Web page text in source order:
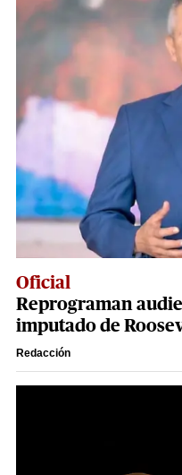
Oficial
Reprograman
imputado de
Redacción